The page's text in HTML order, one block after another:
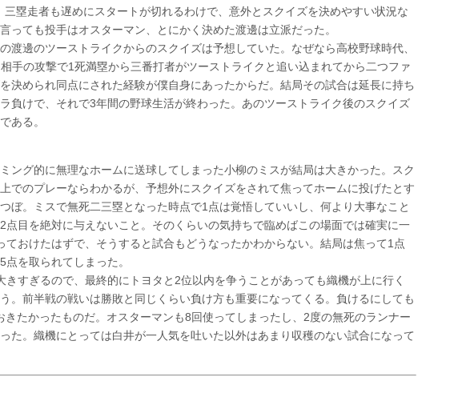
三塁走者も遅めにスタートが切れるわけで、意外とスクイズを決めやすい状況な
っても投手はオスターマン、とにかく決めた渡邊は立派だった。
渡邊のツーストライクからのスクイズは予想していた。なぜなら高校野球時代、
手の攻撃で1死満塁から三番打者がツーストライクと追い込まれてから二つファ
決められ同点にされた経験が僕自身にあったからだ。結局その試合は延長に持ち
負けで、それで3年間の野球生活が終わった。あのツーストライク後のスクイズ
ある。
ング的に無理なホームに送球してしまった小柳のミスが結局は大きかった。スク
でのプレーならわかるが、予想外にスクイズをされて焦ってホームに投げたとす
ぼ。ミスで無死二三塁となった時点で1点は覚悟していいし、何より大事なこと
点目を絶対に与えないこと。そのくらいの気持ちで臨めばこの場面では確実に一
ておけたはずで、そうすると試合もどうなったかわからない。結局は焦って1点
を取られてしまった。
すぎるので、最終的にトヨタと2位以内を争うことがあっても織機が上に行く
。前半戦の戦いは勝敗と同じくらい負け方も重要になってくる。負けるにしても
きたかったものだ。オスターマンも8回使ってしまったし、2度の無死のランナー
た。織機にとっては白井が一人気を吐いた以外はあまり収穫のない試合になって